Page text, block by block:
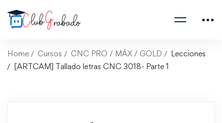
Home Cursos CNC PRO / MÁX / GOLD
Lecciones
[ARTCAM] Tallado letras CNC 3018- Parte 1